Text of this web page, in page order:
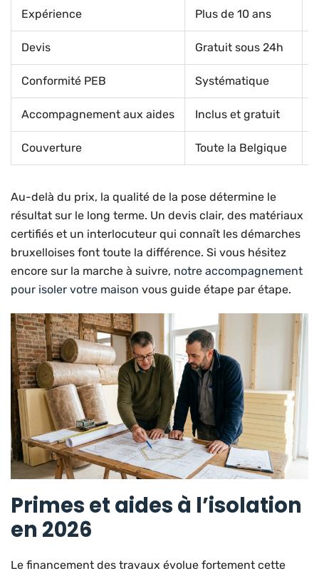
Expérience Plus de 10 ans
Devis Gratuit sous 24h
Conformité PEB Systématique
Accompagnement aux aides Inclus et gratuit
Couverture Toute la Belgique
Au-delà du prix, la qualité de la pose détermine le
résultat sur le long terme. Un devis clair, des matériaux
certifiés et un interlocuteur qui connaît les démarches
bruxelloises font toute la différence. Si vous hésitez
encore sur la marche à suivre, notre accompagnement
pour isoler votre maison vous guide étape par étape.
Primes et aides à l’isolation
en 2026
Le financement des travaux évolue fortement cette